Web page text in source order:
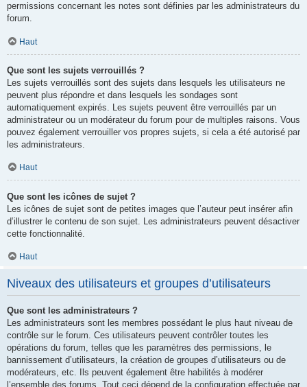
permissions concernant les notes sont définies par les administrateurs du
forum.
Haut
Que sont les sujets verrouillés ?
Les sujets verrouillés sont des sujets dans lesquels les utilisateurs ne
peuvent plus répondre et dans lesquels les sondages sont
automatiquement expirés. Les sujets peuvent être verrouillés par un
administrateur ou un modérateur du forum pour de multiples raisons. Vous
pouvez également verrouiller vos propres sujets, si cela a été autorisé par
les administrateurs.
Haut
Que sont les icônes de sujet ?
Les icônes de sujet sont de petites images que l’auteur peut insérer afin
d’illustrer le contenu de son sujet. Les administrateurs peuvent désactiver
cette fonctionnalité.
Haut
Niveaux des utilisateurs et groupes d’utilisateurs
Que sont les administrateurs ?
Les administrateurs sont les membres possédant le plus haut niveau de
contrôle sur le forum. Ces utilisateurs peuvent contrôler toutes les
opérations du forum, telles que les paramètres des permissions, le
bannissement d’utilisateurs, la création de groupes d’utilisateurs ou de
modérateurs, etc. Ils peuvent également être habilités à modérer
l’ensemble des forums. Tout ceci dépend de la configuration effectuée par